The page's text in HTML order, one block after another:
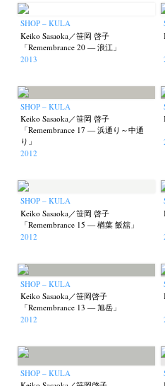
Kazuyuki Kawaguchi Keiko
Kota Kishi Mariko Takahashi
Nana Kakuda (61) Naoki Ohji
Postwar and Shōwa-Era (8) Presence (2)
Renchan (21)
Special Exhibitions (60) Takuro
Untitled Records
SHOP – KULA
Keiko Sasaoka／笹岡 啓子
「Remembrance 20 — 浪江」
2013
SHOP – KULA
Keiko Sasaoka／笹岡 啓子
「Remembrance 17 — 浜通り～中通
り」
2012
SHOP – KULA
Keiko Sasaoka／笹岡 啓子
「Remembrance 15 — 楢葉 飯舘」
2012
SHOP – KULA
Keiko Sasaoka／笹岡啓子
「Remembrance 13 — 旭岳」
2012
SHOP – KULA